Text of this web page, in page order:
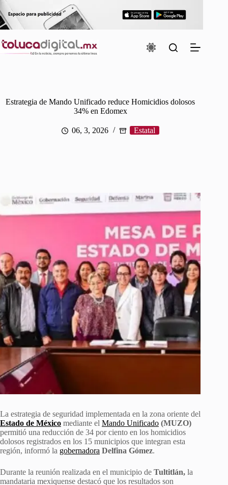
Saltar
al
contenido
Estrategia de Mando Unificado reduce Homicidios dolosos
34% en Edomex
06, 3, 2026 Estatal
La estrategia de seguridad implementada en la zona oriente del
Estado de México mediante el Mando Unificado (MUZO)
permitió una reducción de 34 por ciento en los homicidios
dolosos registrados en los 15 municipios que integran esta
región, informó la gobernadora Delfina Gómez.
Durante la reunión realizada en el municipio de Tultitlán, la
mandataria mexiquense destacó que los resultados son